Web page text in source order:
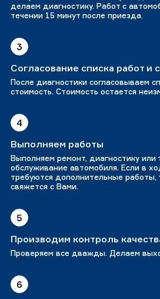
делаем диагностику. Работ с
течении 15 минут после приезда.
3
Согласование списка работ и
После диагностики согласовываем
стоимость. Стоимость остается
4
Выполняем работы
Выполняем ремонт, диагностику или
обслуживание автомобиля. Если в
требуются дополнительные
свяжется с Вами.
5
Производим контроль
Проверяем все дважды. Делаем
6